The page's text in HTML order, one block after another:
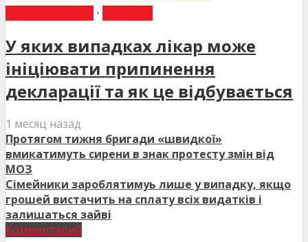
•
У яких випадках лікар може
ініціювати припинення
декларації та як це відбувається
1 месяц назад
Протягом тижня бригади «швидкої»
вмикатимуть сирени в знак протесту змін від
МОЗ
Сімейники зароблятимуь лише у випадку, якщо
грошей вистачить на сплату всіх видатків і
залишаться зайві
Комментарий